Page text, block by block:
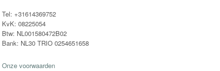
Tel: +31614369752
KvK: 08225054
Btw: NL001580472B02
Bank: NL30 TRIO 0254651658
Onze voorwaarden